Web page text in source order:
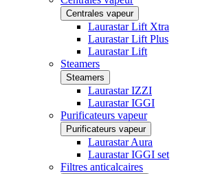
Centrales vapeur
Laurastar Lift Xtra
Laurastar Lift Plus
Laurastar Lift
Steamers
Steamers
Laurastar IZZI
Laurastar IGGI
Purificateurs vapeur
Purificateurs vapeur
Laurastar Aura
Laurastar IGGI set
Filtres anticalcaires